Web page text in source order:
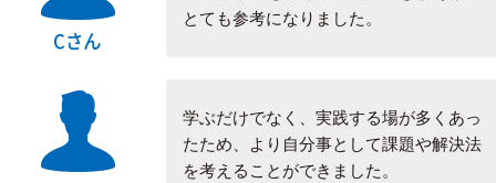
Cさん
とても参考になりました。
学ぶだけでなく、実践する場が多くあっ
たため、より自分事として課題や解決法
を考えることができました。